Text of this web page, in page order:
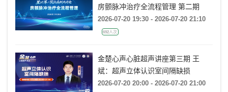
房颤脉冲治疗全流程管理 第二期
2026-07-20 19:30 - 2026-07-20 21:10
692人次
金楚心声心脏超声讲座第三期 王
斌：超声立体认识室间隔缺损
2026-07-20 20:00 - 2026-07-20 21:00